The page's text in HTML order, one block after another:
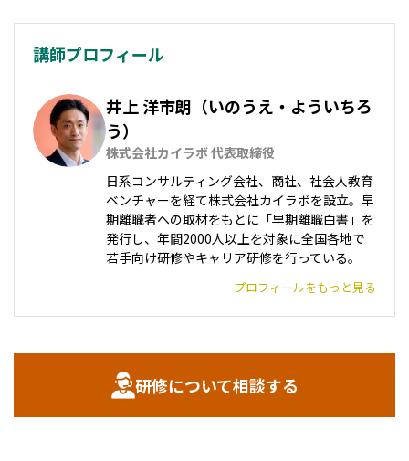
講師プロフィール
井上 洋市朗（いのうえ・よういちろ
う）
株式会社カイラボ 代表取締役
日系コンサルティング会社、商社、社会人教育
ベンチャーを経て株式会社カイラボを設立。早
期離職者への取材をもとに「早期離職白書」を
発行し、年間2000人以上を対象に全国各地で
若手向け研修やキャリア研修を行っている。
プロフィールをもっと見る
研修について相談する